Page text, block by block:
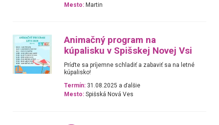
Mesto: Martin
Animačný program na
kúpalisku v Spišskej Novej Vsi
Príďte sa príjemne schladiť a zabaviť sa na letné
kúpalisko!
Termín: 31.08.2025 a ďalšie
Mesto: Spišská Nová Ves